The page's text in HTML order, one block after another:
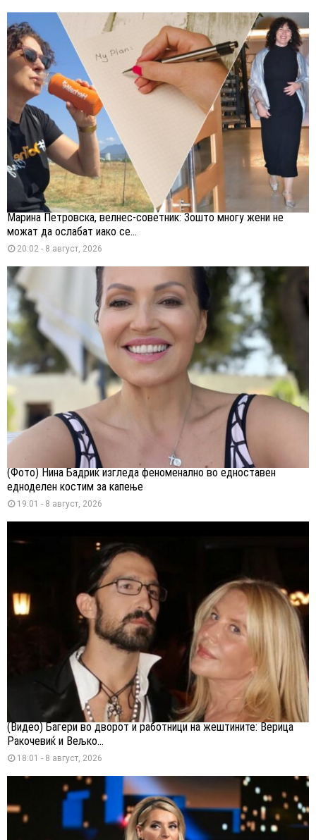
Марина Петровска, велнес-советник: Зошто многу жени не
можат да ослабат иако се...
20:02 - 8 август, 2026
(Фото) Нина Бадриќ изгледа феноменално во едноставен
едноделен костим за капење
19:01 - 8 август, 2026
(Видео) Багери во дворот и работници на жештините: Верица
Ракочевиќ и Вељко...
18:01 - 8 август, 2026